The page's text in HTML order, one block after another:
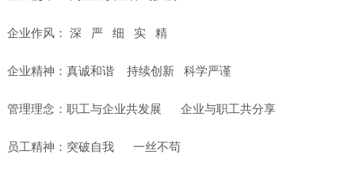
企业作风： 深 严 细 实 精
企业精神：真诚和谐 持续创新 科学严谨
管理理念：职工与企业共发展 企业与职工共分享
员工精神：突破自我 一丝不苟